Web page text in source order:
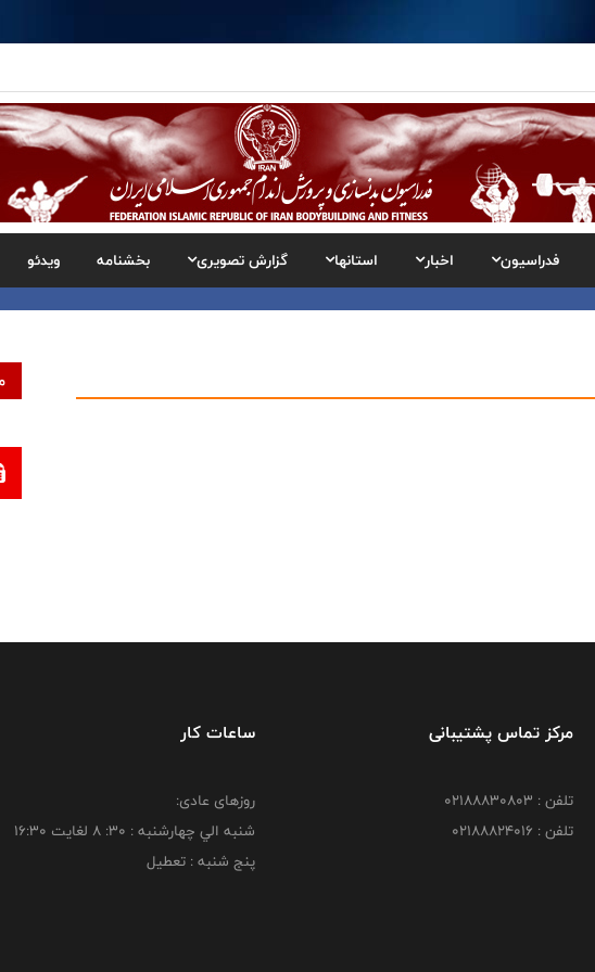
فدراسیون اخبار استانها گزارش تصویری بخشنامه ویدئو
مرکز تماس پشتیبانی
تلفن : 02188830803
تلفن : 02188824016
ساعات کار
روزهای عادی:
شنبه الي چهارشنبه : 30: 8 لغايت 16:30
پنج شنبه : تعطیل